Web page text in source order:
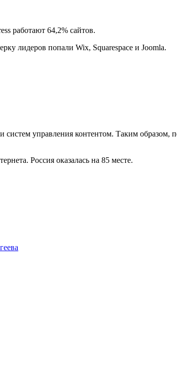
работают 64,2% сайтов.
лидеров попали Wix, Squarespace и Joomla.
управления контентом. Таким образом,
Россия оказалась на 85 месте.